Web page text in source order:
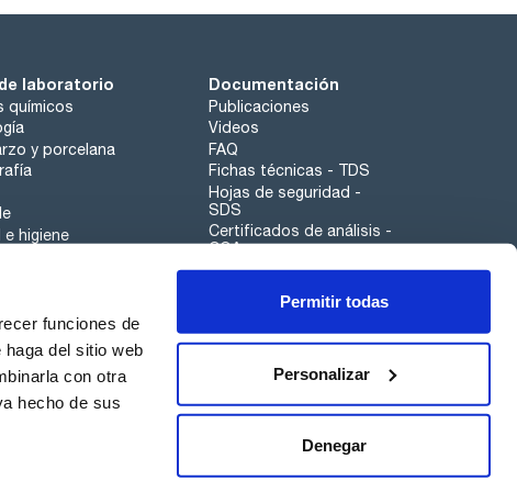
funciones de
del sitio web
con otra
hecho de sus
Permitir todas
Personalizar
Denegar
laboratorio
químicos
y porcelana
higiene
Documentación
Publicaciones
Videos
FAQ
Fichas técnicas - TDS
Hojas de seguridad -
SDS
Certificados de análisis -
COA
Aplicaciones
Canal de denuncias